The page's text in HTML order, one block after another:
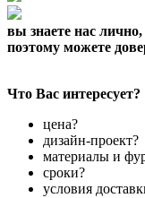
вы знаете нас лично,
поэтому можете
Что Вас интересует?
цена?
дизайн-проект?
материалы и
сроки?
условия